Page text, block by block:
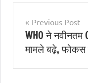
Post
navigation
Previous Post
WHO ने नवीनतम
मामले बढ़े, फोकस